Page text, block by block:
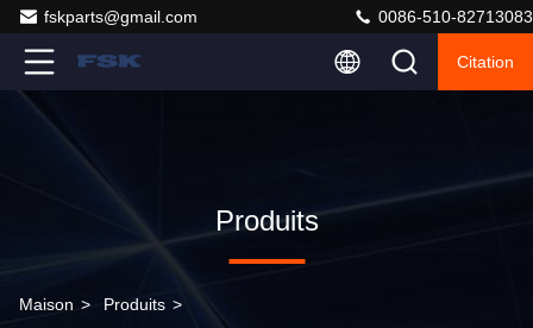
fskparts@gmail.com 0086-510-82713083
Citation
Produits
Maison > Produits >